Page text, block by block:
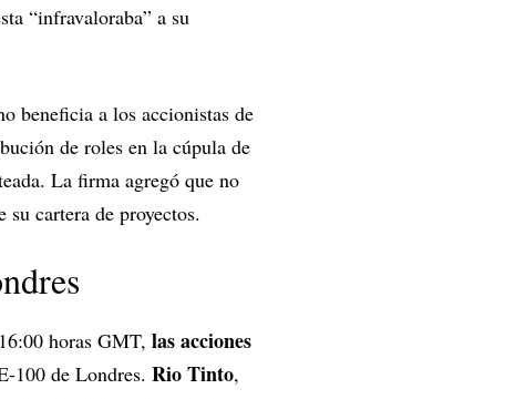
“infravaloraba” a su
beneficia a los accionistas de
de roles en la cúpula de
La firma agregó que no
cartera de proyectos.
horas GMT, las acciones
100 de Londres. Rio Tinto,